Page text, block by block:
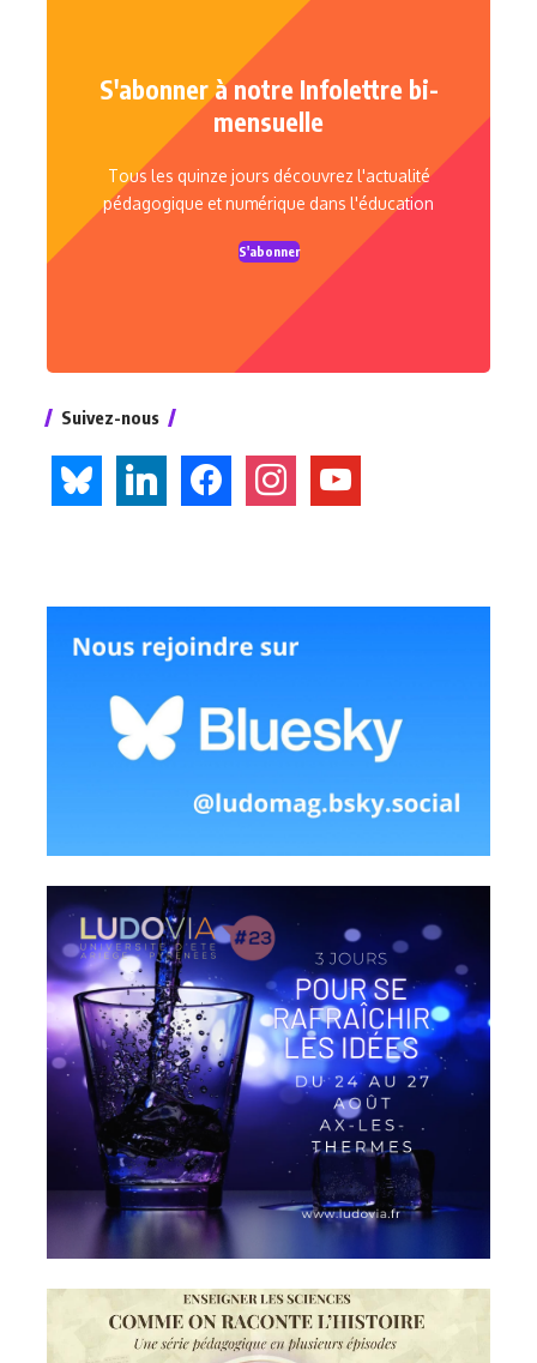
S'abonner à notre Infolettre bi-
mensuelle
Tous les quinze jours découvrez l'actualité
pédagogique et numérique dans l'éducation
S'abonner
Suivez-nous